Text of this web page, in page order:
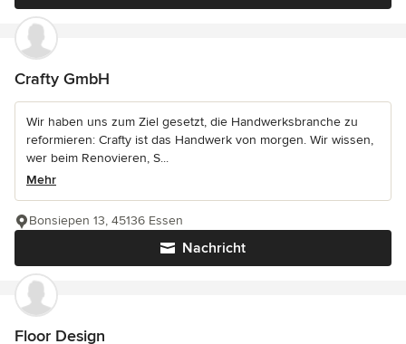
Crafty GmbH
Wir haben uns zum Ziel gesetzt, die Handwerksbranche zu
reformieren: Crafty ist das Handwerk von morgen. Wir wissen,
wer beim Renovieren, S...
Mehr
Nachricht
Bonsiepen 13, 45136 Essen
Floor Design